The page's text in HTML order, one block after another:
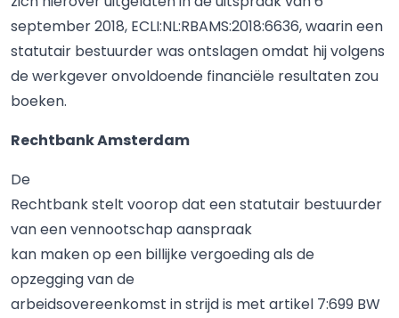
september 2018, ECLI:NL:RBAMS:2018:6636, waarin een
statutair bestuurder was ontslagen omdat hij volgens
de werkgever onvoldoende financiële resultaten zou
boeken.
Rechtbank Amsterdam
De
Rechtbank stelt voorop dat een statutair bestuurder
van een vennootschap aanspraak
kan maken op een billijke vergoeding als de
opzegging van de
arbeidsovereenkomst in strijd is met artikel 7:699 BW